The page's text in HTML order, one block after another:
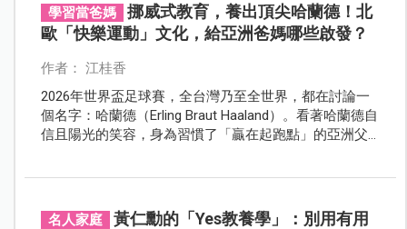
學習當爸媽
挪威式教育，養出頂尖哈蘭德！北
歐「快樂運動」文化，給亞洲爸媽哪些啟發？
作者： 江桂香
2026年世界盃足球賽，全台灣乃至全世界，都在討論一
個名字：哈蘭德（Erling Braut Haaland）。看著哈蘭德自
信且陽光的笑容，身為習慣了「贏在起跑點」的亞洲父
名人家庭
黃仁勳的「Yes教養學」：別用有用